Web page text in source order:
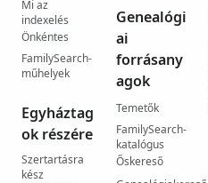
Mi az
indexelés
Önkéntes
FamilySearch-
műhelyek
Egyháztag
ok részére
Szertartásra
kész
Genealógi
ai
forrásany
agok
Temetők
FamilySearch-
katalógus
Őskereső